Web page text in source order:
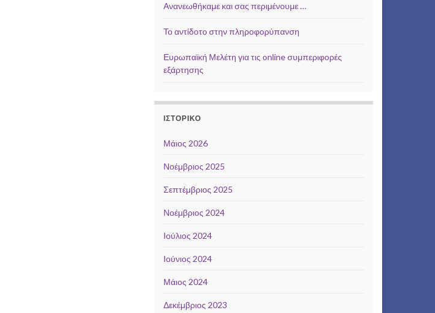
Ανανεωθήκαμε και σας περιμένουμε …
Το αντίδοτο στην πληροφορύπανση
Ευρωπαϊκή Μελέτη για τις online συμπεριφορές
εξάρτησης
ΙΣΤΟΡΙΚΌ
Μάιος 2026
Νοέμβριος 2025
Σεπτέμβριος 2025
Νοέμβριος 2024
Ιούλιος 2024
Ιούνιος 2024
Μάιος 2024
Δεκέμβριος 2023